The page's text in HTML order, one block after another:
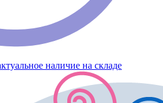
наличие на складе